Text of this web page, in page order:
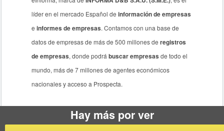
líder en el mercado Español deinformación de empresas
einformes de empresas. Contamos con una base de
datos de empresas de más de 500 millones deregistros
de empresas, donde podrábuscar empresas de todo el
mundo, más de 7 millones de agentes económicos
nacionales y acceso a Prospecta.
Hay más por ver